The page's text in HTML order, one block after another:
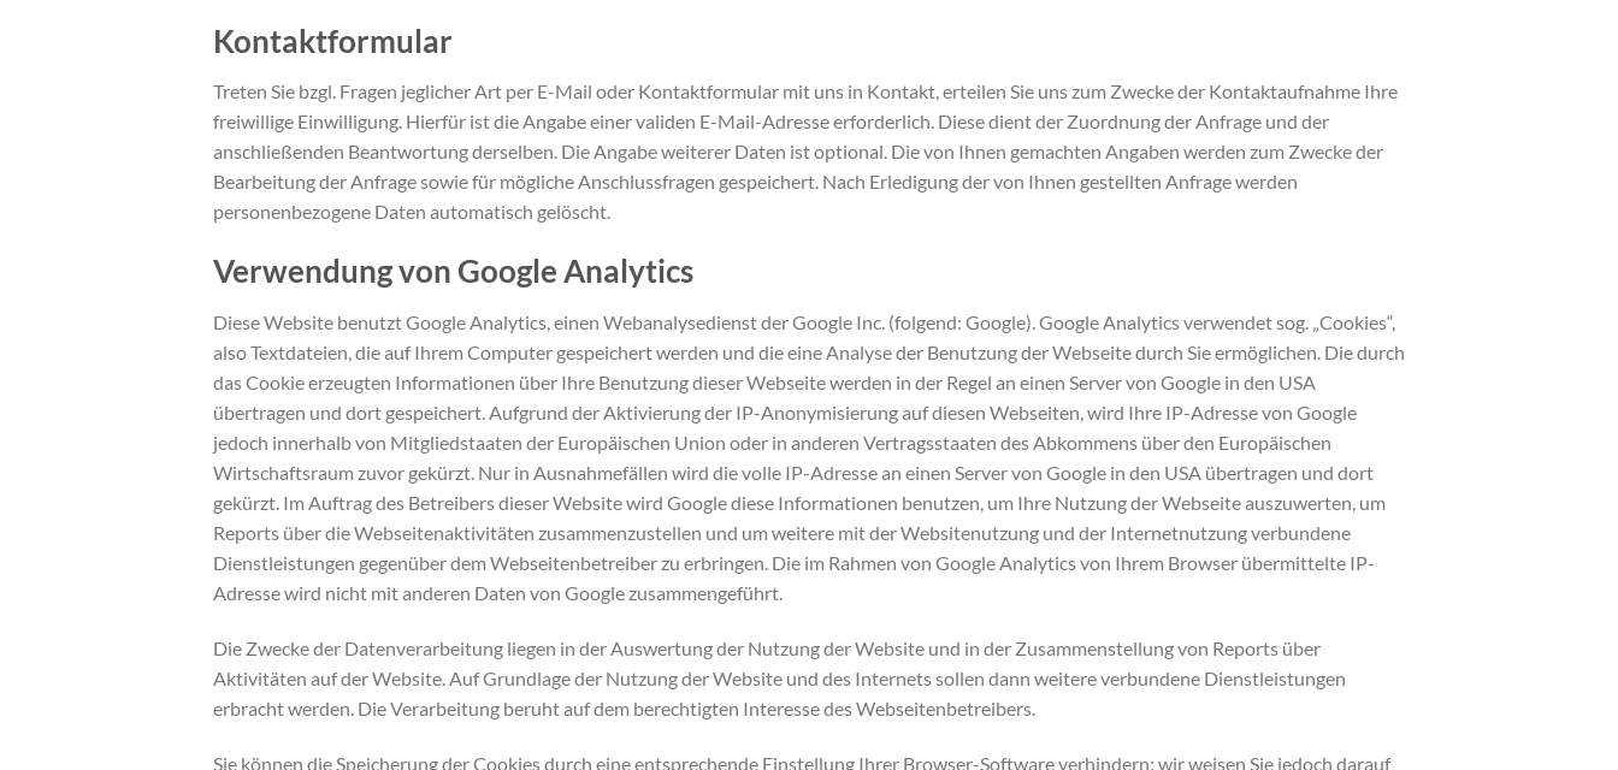
Kontaktformular
Treten Sie bzgl. Fragen jeglicher Art per E-Mail oder Kontaktformular mit uns in Kontakt, erteilen Sie uns zum Zwecke der Kontaktaufnahme Ihre
freiwillige Einwilligung. Hierfür ist die Angabe einer validen E-Mail-Adresse erforderlich. Diese dient der Zuordnung der Anfrage und der
anschließenden Beantwortung derselben. Die Angabe weiterer Daten ist optional. Die von Ihnen gemachten Angaben werden zum Zwecke der
Bearbeitung der Anfrage sowie für mögliche Anschlussfragen gespeichert. Nach Erledigung der von Ihnen gestellten Anfrage werden
personenbezogene Daten automatisch gelöscht.
Verwendung von Google Analytics
Diese Website benutzt Google Analytics, einen Webanalysedienst der Google Inc. (folgend: Google). Google Analytics verwendet sog. „Cookies“,
also Textdateien, die auf Ihrem Computer gespeichert werden und die eine Analyse der Benutzung der Webseite durch Sie ermöglichen. Die durch
das Cookie erzeugten Informationen über Ihre Benutzung dieser Webseite werden in der Regel an einen Server von Google in den USA
übertragen und dort gespeichert. Aufgrund der Aktivierung der IP-Anonymisierung auf diesen Webseiten, wird Ihre IP-Adresse von Google
jedoch innerhalb von Mitgliedstaaten der Europäischen Union oder in anderen Vertragsstaaten des Abkommens über den Europäischen
Wirtschaftsraum zuvor gekürzt. Nur in Ausnahmefällen wird die volle IP-Adresse an einen Server von Google in den USA übertragen und dort
gekürzt. Im Auftrag des Betreibers dieser Website wird Google diese Informationen benutzen, um Ihre Nutzung der Webseite auszuwerten, um
Reports über die Webseitenaktivitäten zusammenzustellen und um weitere mit der Websitenutzung und der Internetnutzung verbundene
Dienstleistungen gegenüber dem Webseitenbetreiber zu erbringen. Die im Rahmen von Google Analytics von Ihrem Browser übermittelte IP-
Adresse wird nicht mit anderen Daten von Google zusammengeführt.
Die Zwecke der Datenverarbeitung liegen in der Auswertung der Nutzung der Website und in der Zusammenstellung von Reports über
Aktivitäten auf der Website. Auf Grundlage der Nutzung der Website und des Internets sollen dann weitere verbundene Dienstleistungen
erbracht werden. Die Verarbeitung beruht auf dem berechtigten Interesse des Webseitenbetreibers.
Sie können die Speicherung der Cookies durch eine entsprechende Einstellung Ihrer Browser-Software verhindern; wir weisen Sie jedoch darauf